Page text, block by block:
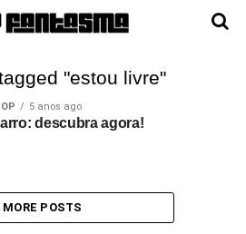
"estou livre"
5 anos ago
descubra agora!
MORE POSTS